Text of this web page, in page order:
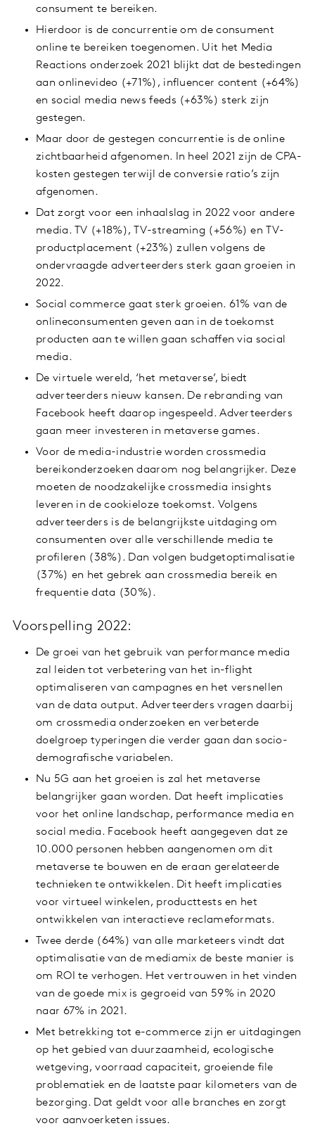
consument te bereiken.
Hierdoor is de concurrentie om de consument
online te bereiken toegenomen. Uit het Media
Reactions onderzoek 2021 blijkt dat de bestedingen
aan onlinevideo (+71%), influencer content (+64%)
en social media news feeds (+63%) sterk zijn
gestegen.
Maar door de gestegen concurrentie is de online
zichtbaarheid afgenomen. In heel 2021 zijn de CPA-
kosten gestegen terwijl de conversie ratio’s zijn
afgenomen.
Dat zorgt voor een inhaalslag in 2022 voor andere
media. TV (+18%), TV-streaming (+56%) en TV-
productplacement (+23%) zullen volgens de
ondervraagde adverteerders sterk gaan groeien in
2022.
Social commerce gaat sterk groeien. 61% van de
onlineconsumenten geven aan in de toekomst
producten aan te willen gaan schaffen via social
media.
De virtuele wereld, ‘het metaverse’, biedt
adverteerders nieuw kansen. De rebranding van
Facebook heeft daarop ingespeeld. Adverteerders
gaan meer investeren in metaverse games.
Voor de media-industrie worden crossmedia
bereikonderzoeken daarom nog belangrijker. Deze
moeten de noodzakelijke crossmedia insights
leveren in de cookieloze toekomst. Volgens
adverteerders is de belangrijkste uitdaging om
consumenten over alle verschillende media te
profileren (38%). Dan volgen budgetoptimalisatie
(37%) en het gebrek aan crossmedia bereik en
frequentie data (30%).
Voorspelling 2022:
De groei van het gebruik van performance media
zal leiden tot verbetering van het in-flight
optimaliseren van campagnes en het versnellen
van de data output. Adverteerders vragen daarbij
om crossmedia onderzoeken en verbeterde
doelgroep typeringen die verder gaan dan socio-
demografische variabelen.
Nu 5G aan het groeien is zal het metaverse
belangrijker gaan worden. Dat heeft implicaties
voor het online landschap, performance media en
social media. Facebook heeft aangegeven dat ze
10.000 personen hebben aangenomen om dit
metaverse te bouwen en de eraan gerelateerde
technieken te ontwikkelen. Dit heeft implicaties
voor virtueel winkelen, producttests en het
ontwikkelen van interactieve reclameformats.
Twee derde (64%) van alle marketeers vindt dat
optimalisatie van de mediamix de beste manier is
om ROI te verhogen. Het vertrouwen in het vinden
van de goede mix is gegroeid van 59% in 2020
naar 67% in 2021.
Met betrekking tot e-commerce zijn er uitdagingen
op het gebied van duurzaamheid, ecologische
wetgeving, voorraad capaciteit, groeiende file
problematiek en de laatste paar kilometers van de
bezorging. Dat geldt voor alle branches en zorgt
voor aanvoerketen issues.